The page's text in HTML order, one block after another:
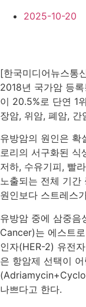
2025-10-20
[한국미디어뉴스통
2018년 국가암 등
이 20.5%로 단연 1
장암, 위암, 폐암, 간
유방암의 원인은 확
로리의 서구화된 식
저하, 수유기피, 빨
노출되는 전체 기간
원인보다 스트레스
유방암 중에 삼중
Cancer)는 에스트
인자(HER-2) 유전
은 항암제 선택이
나쁘다고 한다.